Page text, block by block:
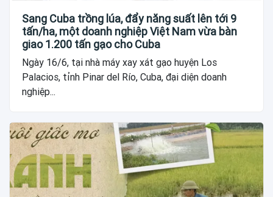
Sang Cuba trồng lúa, đẩy năng suất lên tới 9
tấn/ha, một doanh nghiệp Việt Nam vừa bàn
giao 1.200 tấn gạo cho Cuba
Ngày 16/6, tại nhà máy xay xát gạo huyện Los
Palacios, tỉnh Pinar del Río, Cuba, đại diện doanh
nghiệp...